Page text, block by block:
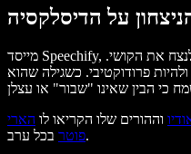
על הדיסלקסיה
מייסד Speechify, קליף וייצמן, הוא דיסלקטי שמצא דרך לנצח את הקושי.
פרודוקטיבי. כשגילה שהוא
וההורים שלו הקריאו לו הארי
פוטרבכל ערב.